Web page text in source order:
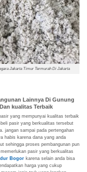
Jakarta Timur Termurah Di Jakarta
Lainnya Di Gunung
kualitas Terbaik
yang mempunyai kualitas terbaik
pasir yang berkualitas tersebut
jangan sampai pada pertengahan
habis karena dana yang anda
sehingga proses pembangunan pun
pasir yang berkualitas
Bogor karena selain anda bisa
harga yang cukup